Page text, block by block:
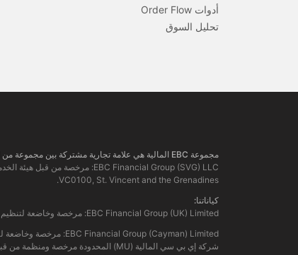
أدوات Order Flow
تحليل السوق
مجموعة EBC المالية هي علامة تجارية مشتركة بين مجموعة من الكيانات المنفصلة، ​​كل منها مرخصة ومنظمة من قبل سلطتها المالية المعنية.
VC0100, St. Vincent and the Grenadines.
كياناتنا:
EBC Financial Group (UK) Limited: مرخصة وخاضعة لتنظيم هيئة السلوك المالي. رقم المرجع: 927552. الموقع الإلكتروني:
EBC Financial Group (Cayman) Limited: مرخصة وخاضعة لتنظيم سلطة النقد في جزر كايمان (رقم: 2038223). الموقع الإلكتروني: